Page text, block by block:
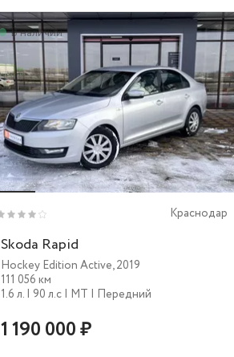
В наличии
Краснодар
Skoda Rapid
Hockey Edition Active,2019
111 056 км
1.6 л. | 90 л.c | MT | Передний
1 190 000 ₽